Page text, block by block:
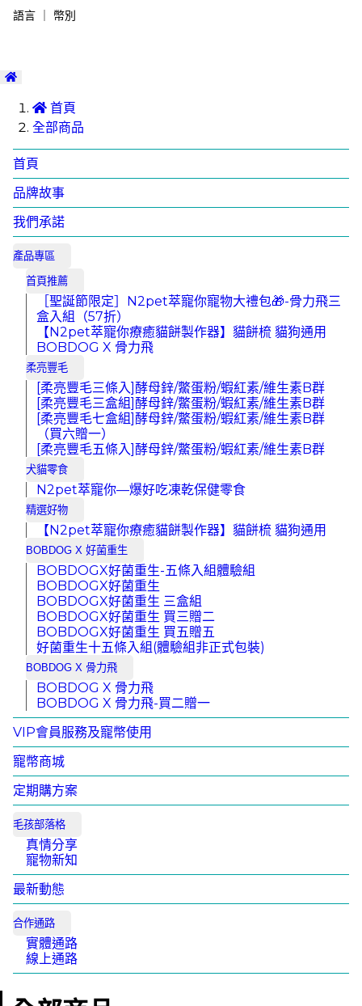
語言 ｜ 幣別
首頁
全部商品
首頁
品牌故事
我們承諾
產品專區
首頁推薦
［聖誕節限定］N2pet萃寵你寵物大禮包🎁-骨力飛三
盒入組（57折）
【N2pet萃寵你療癒貓餅製作器】貓餅梳 貓狗通用
BOBDOG X 骨力飛
柔亮豐毛
[柔亮豐毛三條入]酵母鋅/鱉蛋粉/蝦紅素/維生素B群
[柔亮豐毛三盒組]酵母鋅/鱉蛋粉/蝦紅素/維生素B群
[柔亮豐毛七盒組]酵母鋅/鱉蛋粉/蝦紅素/維生素B群
（買六贈一）
[柔亮豐毛五條入]酵母鋅/鱉蛋粉/蝦紅素/維生素B群
犬貓零食
N2pet萃寵你—爆好吃凍乾保健零食
精選好物
【N2pet萃寵你療癒貓餅製作器】貓餅梳 貓狗通用
BOBDOG X 好菌重生
BOBDOGX好菌重生-五條入組體驗組
BOBDOGX好菌重生
BOBDOGX好菌重生 三盒組
BOBDOGX好菌重生 買三贈二
BOBDOGX好菌重生 買五贈五
好菌重生十五條入組(體驗組非正式包裝)
BOBDOG X 骨力飛
BOBDOG X 骨力飛
BOBDOG X 骨力飛-買二贈一
VIP會員服務及寵幣使用
寵幣商城
定期購方案
毛孩部落格
真情分享
寵物新知
最新動態
合作通路
實體通路
線上通路